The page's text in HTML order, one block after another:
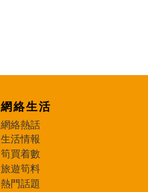
網絡生活
網絡熱話
生活情報
筍買着數
旅遊筍料
熱門話題